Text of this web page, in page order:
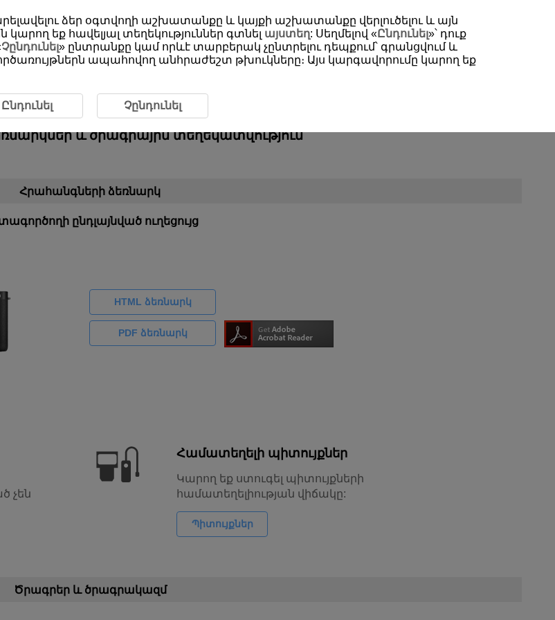
-- Ընտրել տարածաշրջան/երկիր --
օգտագործող հաճախորդների համար
և ծրագրային տեղեկատվություն
Հրահանգների ձեռնարկ
ընդլայնված ուղեցույց
HTML ձեռնարկ
PDF ձեռնարկ
չեն
Համատեղելի պիտույքներ
Կարող եք ստուգել պիտույքների
համատեղելիության վիճակը:
Պիտույքներ
Ծրագրեր և ծրագրակազմ
ձեր օգտվողի աշխատանքը և կայքի աշխատանքը վերլուծելու և այն
եք հավելյալ տեղեկություններ գտնել այստեղ: Սեղմելով «Ընդունել»՝ դուք
Չընդունել» ընտրանքը կամ որևէ տարբերակ չընտրելու դեպքում՝ գրանցվում և
ապահովող անհրաժեշտ թխուկները։ Այս կարգավորումը կարող եք
Ընդունել Չընդունել